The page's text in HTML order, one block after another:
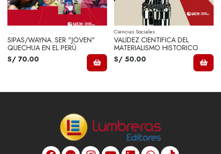
SIPAS/WAYNA. SER "JOVEN"
QUECHUA EN EL PERÙ
S/ 70.00
Ciencias Sociales
VALIDEZ CIENTIFICA DEL
MATERIALISMO HISTORICO
S/ 50.00